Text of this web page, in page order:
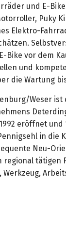
und E-
Puky
Elektro-
Bike vor dem
und
die Wartung
Weser ist
eröffnet
in die
Neu-
tätigen